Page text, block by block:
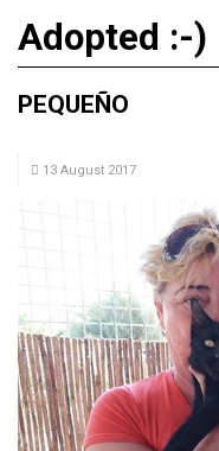
Adopted :-)
PEQUEÑO
13 August 2017